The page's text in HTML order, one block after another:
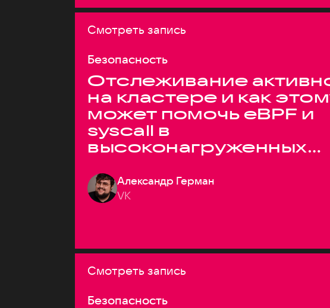
Смотреть запись
Безопасность
Отслеживание
на кластере и как
может помочь eBPF и
syscall в
высоконагруженных
Александр Герман
VK
Смотреть запись
Безопасность